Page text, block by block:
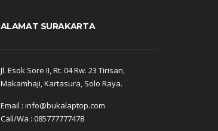
ALAMAT SURAKARTA
Jl. Esok Sore II, Rt. 04 Rw. 23 Tirisan,
Makamhaji, Kartasura, Solo Raya.
Email : info@bukalaptop.com
Call/Wa : 085777777478